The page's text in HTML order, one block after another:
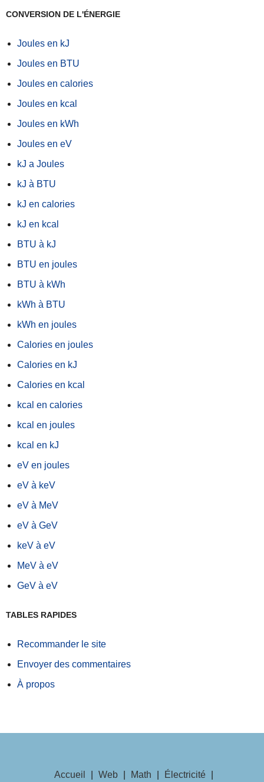
CONVERSION DE L'ÉNERGIE
Joules en kJ
Joules en BTU
Joules en calories
Joules en kcal
Joules en kWh
Joules en eV
kJ a Joules
kJ à BTU
kJ en calories
kJ en kcal
BTU à kJ
BTU en joules
BTU à kWh
kWh à BTU
kWh en joules
Calories en joules
Calories en kJ
Calories en kcal
kcal en calories
kcal en joules
kcal en kJ
eV en joules
eV à keV
eV à MeV
eV à GeV
keV à eV
MeV à eV
GeV à eV
TABLES RAPIDES
Recommander le site
Envoyer des commentaires
À propos
Accueil Web Math Électricité